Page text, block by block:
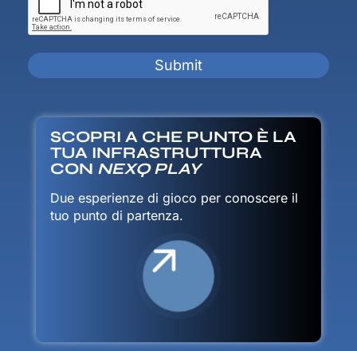
SCOPRI A CHE PUNTO È LA
TUA INFRASTRUTTURA
CON NEXQ PLAY
Due esperienze di gioco per conoscere il
tuo punto di partenza.